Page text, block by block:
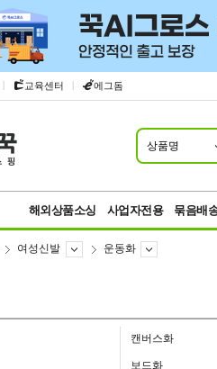
| 교육센터 | 에그돔
상품명
해외상품소싱 사업자전용 묶음배
여성신발 운동화
캔버스화
보드화